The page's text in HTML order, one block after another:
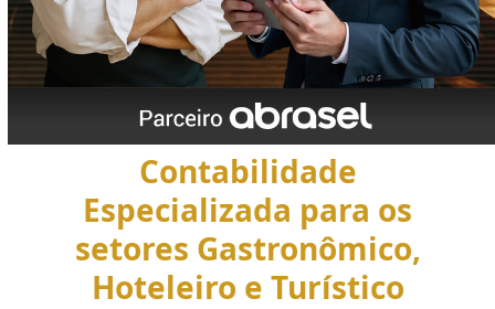
Contabilidade
Especializada para os
setores Gastronômico,
Hoteleiro e Turístico